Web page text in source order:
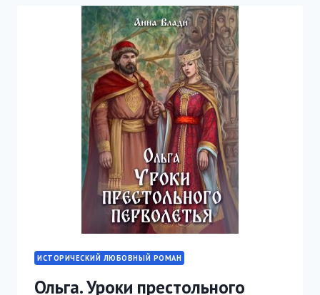
ИСТОРИЧЕСКИЙ ЛЮБОВНЫЙ РОМАН
Ольга. Уроки престольного